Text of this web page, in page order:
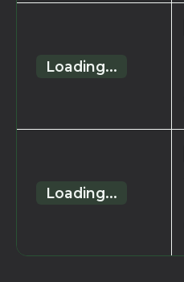
Loading...
Loading...